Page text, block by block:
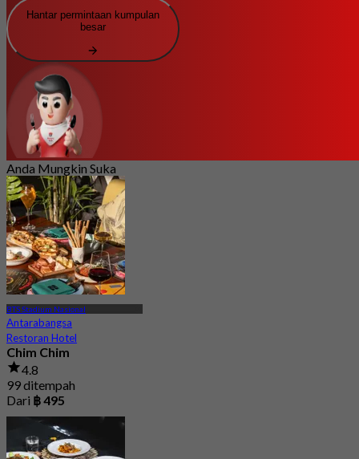
Hantar permintaan kumpulan
besar
Anda Mungkin Suka
BTS Stadium Nasional
Antarabangsa
Restoran Hotel
Chim Chim
4.8
99 ditempah
Dari ฿ 495